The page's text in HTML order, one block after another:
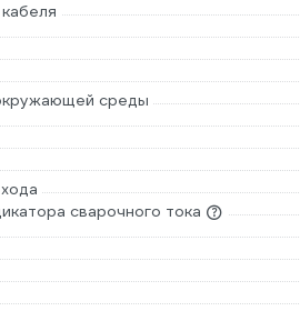
среды
сварочного тока